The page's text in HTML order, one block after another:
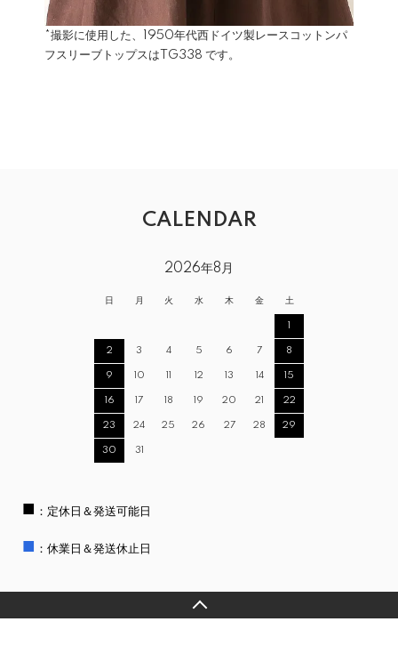
*撮影に使用した、1950年代西ドイツ製レースコットンパ
フスリーブトップスは TG338 です。
CALENDAR
2026年8月
日 月 火 水 木 金 土
1
2 3 4 5 6 7 8
9 10 11 12 13 14 15
16 17 18 19 20 21 22
23 24 25 26 27 28 29
30 31
■ ：定休日＆発送可能日
■ ：休業日＆発送休止日